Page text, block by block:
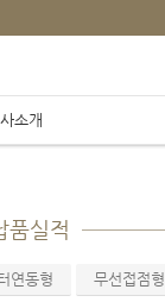
소개
Home / 납품실적
품실적
연동형 무선접점형